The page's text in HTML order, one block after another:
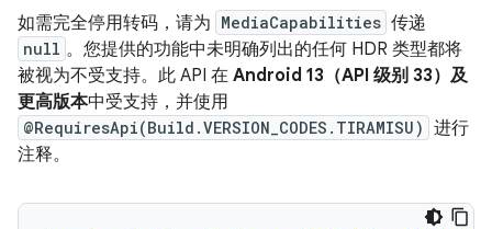
如需完全停用转码，请为 MediaCapabilities 传递
null 。您提供的功能中未明确列出的任何 HDR 类型都将
被视为不受支持。 此 API 在 Android 13（API 级别 33）及
更高版本中受支持，并使用
@RequiresApi(Build.VERSION_CODES.TIRAMISU) 进行
注释。